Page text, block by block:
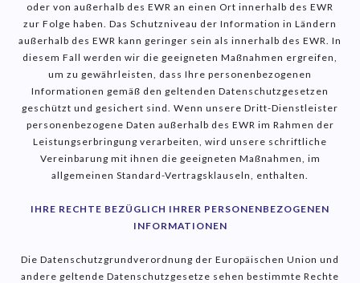
oder von außerhalb des EWR an einen Ort innerhalb des EWR
zur Folge haben. Das Schutzniveau der Information in Ländern
außerhalb des EWR kann geringer sein als innerhalb des EWR. In
diesem Fall werden wir die geeigneten Maßnahmen ergreifen,
um zu gewährleisten, dass Ihre personenbezogenen
Informationen gemäß den geltenden Datenschutzgesetzen
geschützt und gesichert sind. Wenn unsere Dritt-Dienstleister
personenbezogene Daten außerhalb des EWR im Rahmen der
Leistungserbringung verarbeiten, wird unsere schriftliche
Vereinbarung mit ihnen die geeigneten Maßnahmen, im
allgemeinen Standard-Vertragsklauseln, enthalten.
IHRE RECHTE BEZÜGLICH IHRER PERSONENBEZOGENEN
INFORMATIONEN
Die Datenschutzgrundverordnung der Europäischen Union und
andere geltende Datenschutzgesetze sehen bestimmte Rechte